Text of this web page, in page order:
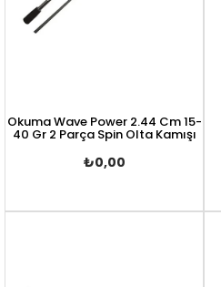
Okuma Wave Power 2.44 Cm 15-
40 Gr 2 Parça Spin Olta Kamışı
₺0,00